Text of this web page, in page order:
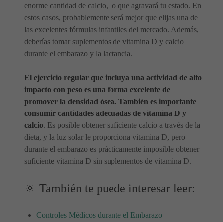
enorme cantidad de calcio, lo que agravará tu estado. En
estos casos, probablemente será mejor que elijas una de
las excelentes fórmulas infantiles del mercado. Además,
deberías tomar suplementos de vitamina D y calcio
durante el embarazo y la lactancia.
El ejercicio regular que incluya una actividad de alto
impacto con peso es una forma excelente de
promover la densidad ósea. También es importante
consumir cantidades adecuadas de vitamina D y
calcio. Es posible obtener suficiente calcio a través de la
dieta, y la luz solar le proporciona vitamina D, pero
durante el embarazo es prácticamente imposible obtener
suficiente vitamina D sin suplementos de vitamina D.
🔅 También te puede interesar leer:
Controles Médicos durante el Embarazo